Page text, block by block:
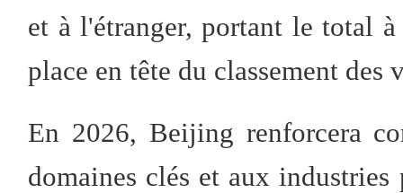
et à l'étranger, portant le total
place en tête du classement des
En 2026, Beijing renforcera
domaines clés et aux